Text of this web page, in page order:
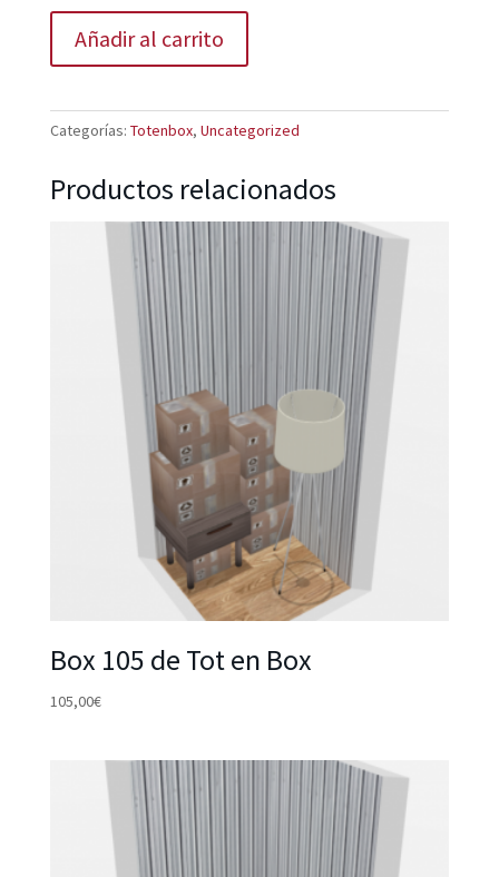
Añadir al carrito
Categorías: Totenbox, Uncategorized
Productos relacionados
Box 105 de Tot en Box
105,00€